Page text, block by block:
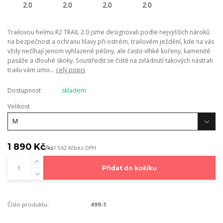
Trailovou helmu R2 TRAIL 2.0 jsme designovali podle nejvyšších nároků
na bezpečnost a ochranu hlavy při ostrém, trailovém ježdění, kde na vás
vždy nečíhají jenom vyhlazené pěšiny, ale často vlhké kořeny, kamenité
pasáže a dlouhé skoky. Soustředit se čistě na zvládnutí takových nástrah
trailu vám umo... celý popis
Dostupnost
skladem
Velikost
1 890 Kč/ks1 562 Kčbez DPH
Přidat do košíku
Číslo produktu: 499-1